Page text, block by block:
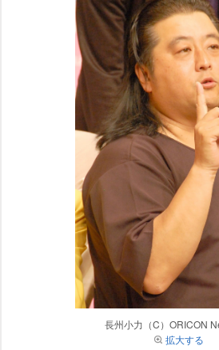
長州小力（C）ORICON
拡大する